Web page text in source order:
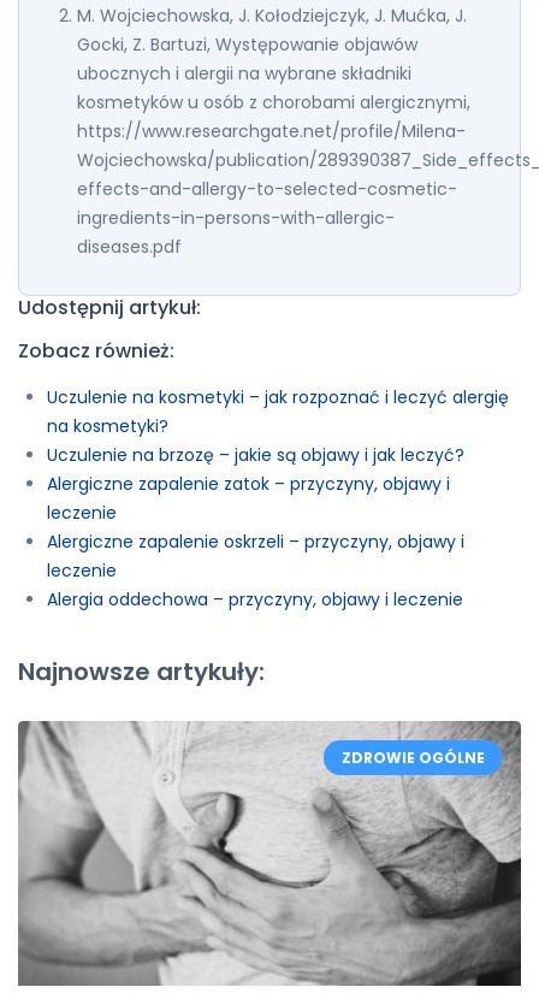
M. Wojciechowska, J. Kołodziejczyk, J. Mućka, J.
Gocki, Z. Bartuzi, Występowanie objawów
ubocznych i alergii na wybrane składniki
kosmetyków u osób z chorobami alergicznymi,
https://www.researchgate.net/profile/Milena-
Wojciechowska/publication/
effects-and-allergy-to-selected-cosmetic-
ingredients-in-persons-with-allergic-
diseases.pdf
Udostępnij artykuł:
Zobacz również:
Uczulenie na kosmetyki – jak rozpoznać i leczyć alergię
na kosmetyki?
Uczulenie na brzozę – jakie są objawy i jak leczyć?
Alergiczne zapalenie zatok – przyczyny, objawy i
leczenie
Alergiczne zapalenie oskrzeli – przyczyny, objawy i
leczenie
Alergia oddechowa – przyczyny, objawy i leczenie
Najnowsze artykuły:
ZDROWIE OGÓLNE